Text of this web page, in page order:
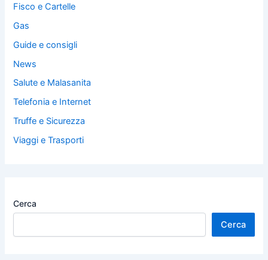
Fisco e Cartelle
Gas
Guide e consigli
News
Salute e Malasanita
Telefonia e Internet
Truffe e Sicurezza
Viaggi e Trasporti
Cerca
Cerca